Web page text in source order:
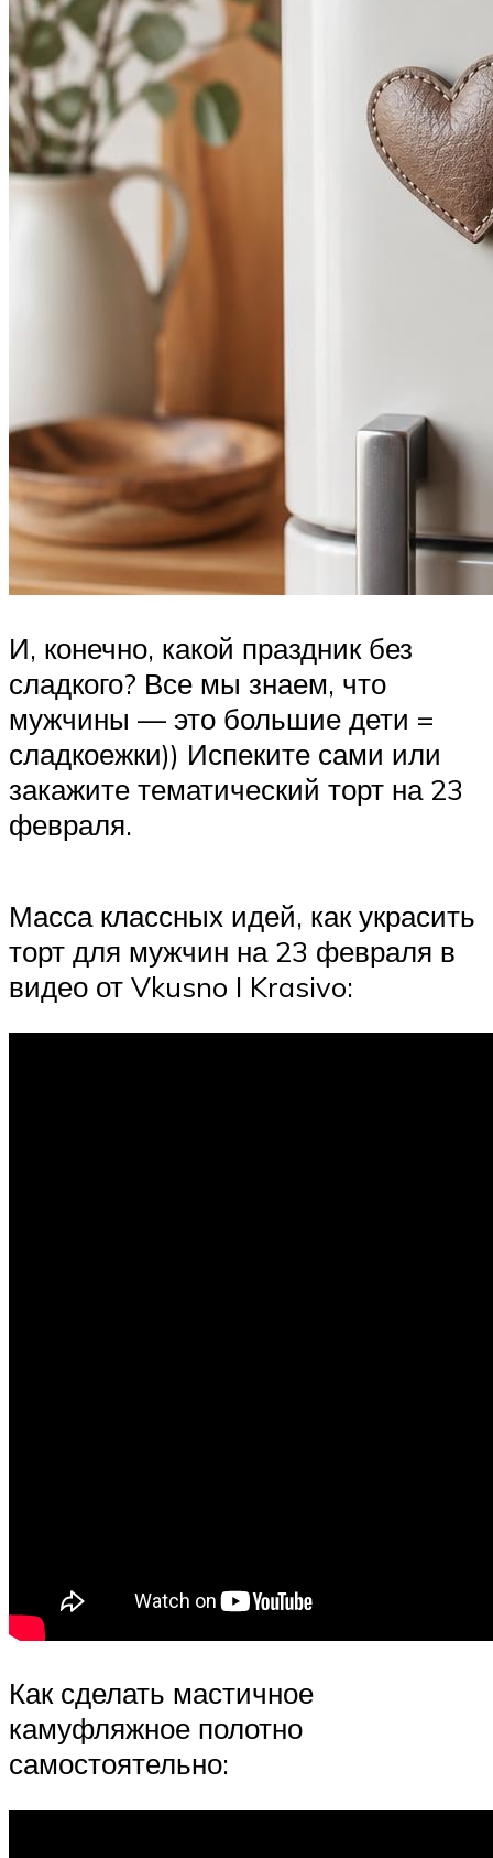
И, конечно, какой праздник без
сладкого? Все мы знаем, что
мужчины — это большие дети =
сладкоежки)) Испеките сами или
закажите тематический торт на 23
февраля.
Масса классных идей, как украсить
торт для мужчин на 23 февраля в
видео от Vkusno I Krasivo:
Как сделать мастичное
камуфляжное полотно
самостоятельно: